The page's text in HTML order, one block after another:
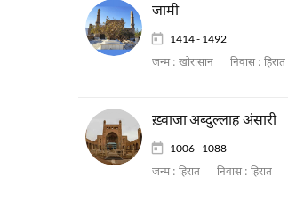
जामी
1414 - 1492
जन्म : खोरासान निवास : हिरात
ख़्वाजा अब्दुल्लाह अंसारी
1006 - 1088
जन्म : हिरात निवास : हिरात